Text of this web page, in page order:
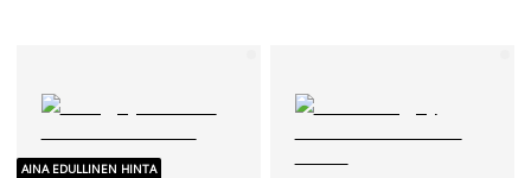
AINA EDULLINEN HINTA